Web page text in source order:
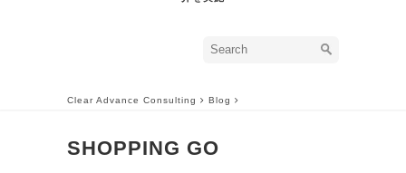
Clear Advance Consulting Blog
SHOPPING GO